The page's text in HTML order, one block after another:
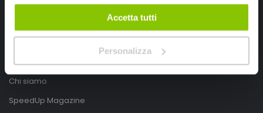
Accetta tutti
Personalizza
Treviso, Italy 31040
Speedup.it by Trio Group
Telefono0423.601555
Chi siamo
SpeedUp Magazine